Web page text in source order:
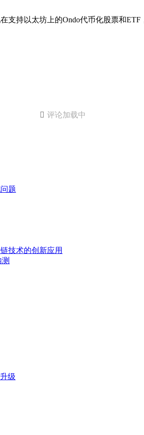
支持以太坊上的Ondo代币化股票和
 评论加载中
题
技术的创新应用
级